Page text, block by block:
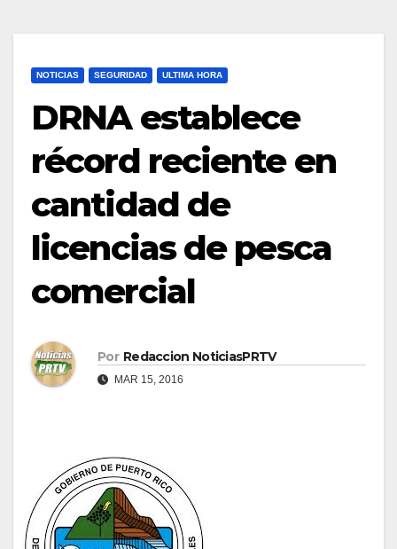
NOTICIAS SEGURIDAD ULTIMA HORA
DRNA establece
récord reciente en
cantidad de
licencias de pesca
comercial
Por Redaccion NoticiasPRTV
MAR 15, 2016